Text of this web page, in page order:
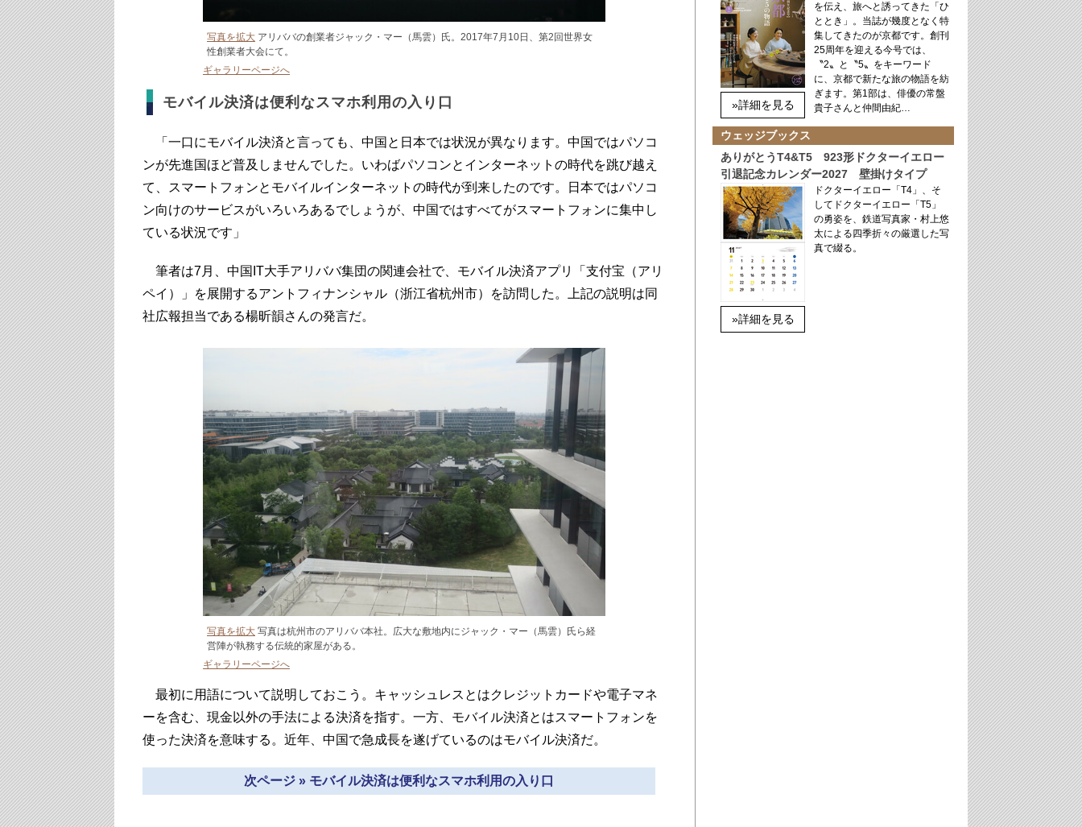
写真を拡大 アリババの創業者ジャック・マー（馬雲）氏。2017年7月10日、第2回世界女
性創業者大会にて。
ギャラリーページへ
モバイル決済は便利なスマホ利用の入り口
「一口にモバイル決済と言っても、中国と日本では状況が異なります。中国ではパソコ
ンが先進国ほど普及しませんでした。いわばパソコンとインターネットの時代を跳び越え
て、スマートフォンとモバイルインターネットの時代が到来したのです。日本ではパソコ
ン向けのサービスがいろいろあるでしょうが、中国ではすべてがスマートフォンに集中し
ている状況です」
筆者は7月、中国IT大手アリババ集団の関連会社で、モバイル決済アプリ「支付宝（アリ
ペイ）」を展開するアントフィナンシャル（浙江省杭州市）を訪問した。上記の説明は同
社広報担当である楊昕韻さんの発言だ。
写真を拡大 写真は杭州市のアリババ本社。広大な敷地内にジャック・マー（馬雲）氏ら経
営陣が執務する伝統的家屋がある。
ギャラリーページへ
最初に用語について説明しておこう。キャッシュレスとはクレジットカードや電子マネ
ーを含む、現金以外の手法による決済を指す。一方、モバイル決済とはスマートフォンを
使った決済を意味する。近年、中国で急成長を遂げているのはモバイル決済だ。
次ページ » モバイル決済は便利なスマホ利用の入り口
»詳細を見る
を伝え、旅へと誘ってきた「ひ
ととき」。当誌が幾度となく特
集してきたのが京都です。創刊
25周年を迎える今号では、
〝2〟と〝5〟をキーワード
に、京都で新たな旅の物語を紡
ぎます。第1部は、俳優の常盤
貴子さんと仲間由紀…
ウェッジブックス
ありがとうT4&T5 923形ドクターイエロー
引退記念カレンダー2027 壁掛けタイプ
»詳細を見る
ドクターイエロー「T4」、そ
してドクターイエロー「T5」
の勇姿を、鉄道写真家・村上悠
太による四季折々の厳選した写
真で綴る。